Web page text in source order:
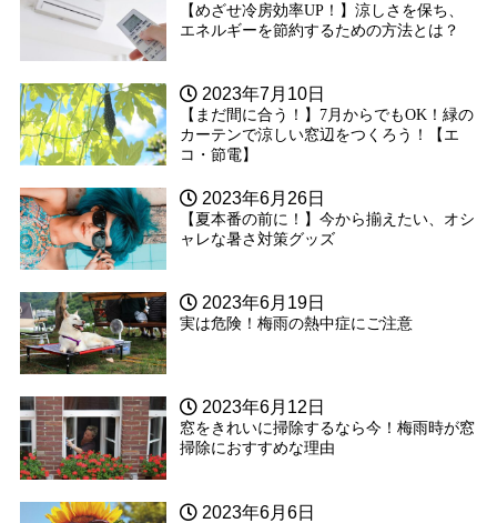
【めざせ冷房効率UP！】涼しさを保ち、
エネルギーを節約するための方法とは？
2023年7月10日
【まだ間に合う！】7月からでもOK！緑の
カーテンで涼しい窓辺をつくろう！【エ
コ・節電】
2023年6月26日
【夏本番の前に！】今から揃えたい、オシ
ャレな暑さ対策グッズ
2023年6月19日
実は危険！梅雨の熱中症にご注意
2023年6月12日
窓をきれいに掃除するなら今！梅雨時が窓
掃除におすすめな理由
2023年6月6日